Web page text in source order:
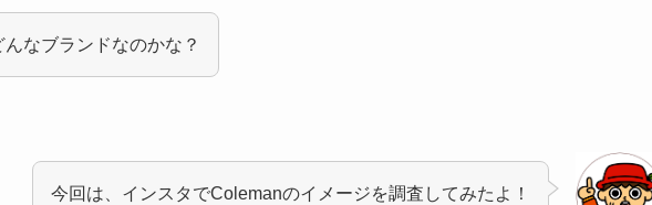
なブランドなのかな？
今回は、インスタでColemanのイメージを調査してみたよ！